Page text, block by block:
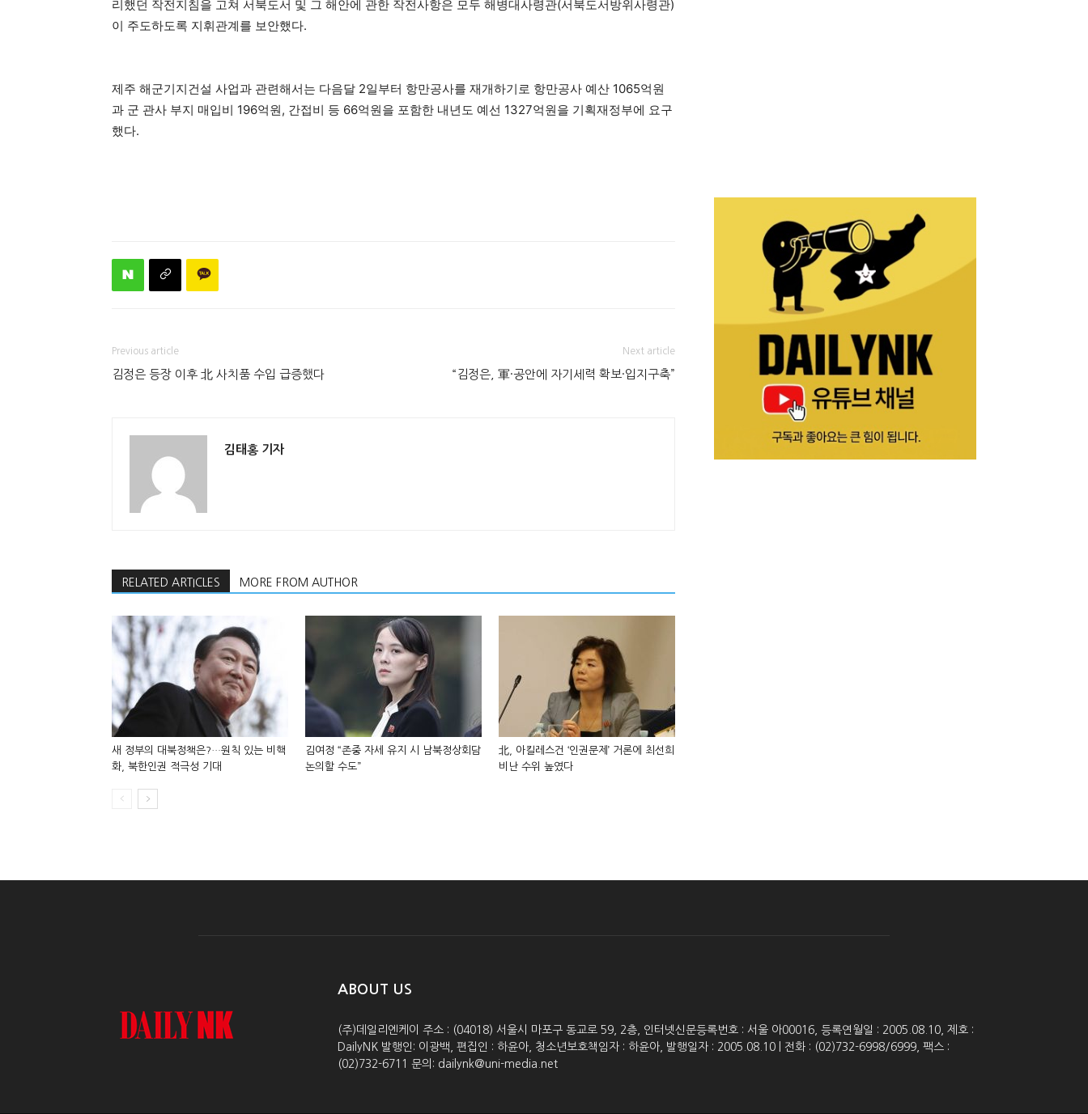
리했던 작전지침을 고쳐 서북도서 및 그 해안에 관한 작전사항은 모두 해병대사령관(서북도서방위사령관)
이 주도하도록 지휘관계를 보안했다.
제주 해군기지건설 사업과 관련해서는 다음달 2일부터 항만공사를 재개하기로 항만공사 예산 1065억원
과 군 관사 부지 매입비 196억원, 간접비 등 66억원을 포함한 내년도 예선 1327억원을 기획재정부에 요구
했다.
Previous article
김정은 등장 이후 北 사치품 수입 급증했다
Next article
“김정은, 軍·공안에 자기세력 확보·입지구축”
김태홍 기자
RELATED ARTICLES MORE FROM AUTHOR
새 정부의 대북정책은?…원칙 있는 비핵
화, 북한인권 적극성 기대
김여정 “존중 자세 유지 시 남북정상회담
논의할 수도”
北, 아킬레스건 ‘인권문제’ 거론에 최선희
비난 수위 높였다
ABOUT US
(주)데일리엔케이 주소 : (04018) 서울시 마포구 동교로 59, 2층, 인터넷신문등록번호 : 서울 아00016, 등록연월일 : 2005.08.10, 제호 :
DailyNK 발행인: 이광백, 편집인 : 하윤아, 청소년보호책임자 : 하윤아, 발행일자 : 2005.08.10 | 전화 : (02)732-6998/6999, 팩스 :
(02)732-6711 문의: dailynk@uni-media.net